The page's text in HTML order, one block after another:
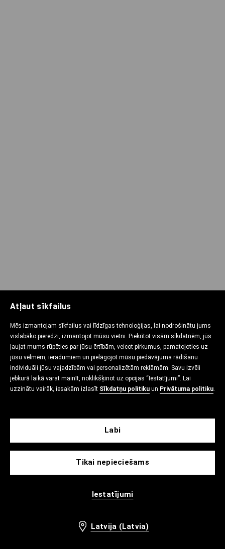
Atļaut sīkfailus
Mēs izmantojam sīkfailus vai līdzīgas tehnoloģijas, lai nodrošinātu jums
vislabāko pieredzi, izmantojot mūsu vietni. Piekrītot visām sīkdatnēm, jūs
ļaujat mums rūpēties par jūsu ērtībām, veicot pirkumus, pamatojoties uz
jūsu vēlmēm, ieradumiem un pielāgojot mūsu piedāvājuma rādīšanu
individuāli jūsu vajadzībām vai personalizētām reklāmām. Savu izvēli
jebkurā laikā varat mainīt, noklikšķinot uz opcijas “Iestatījumi”. Lai
uzzinātu vairāk, iesakām izlasīt Sīkdatņu politiku un Privātuma politiku.
Tikai nepieciešams
Iestatījumi
Labi
Latvija (Latvia)